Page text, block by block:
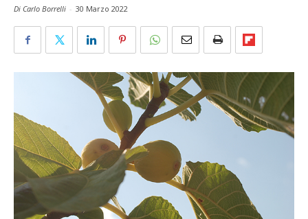
Di Carlo Borrelli - 30 Marzo 2022